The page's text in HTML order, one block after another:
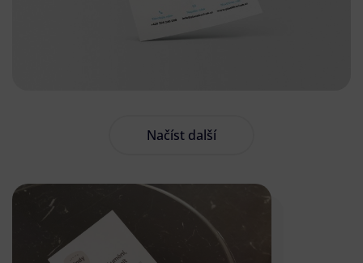
Načíst další